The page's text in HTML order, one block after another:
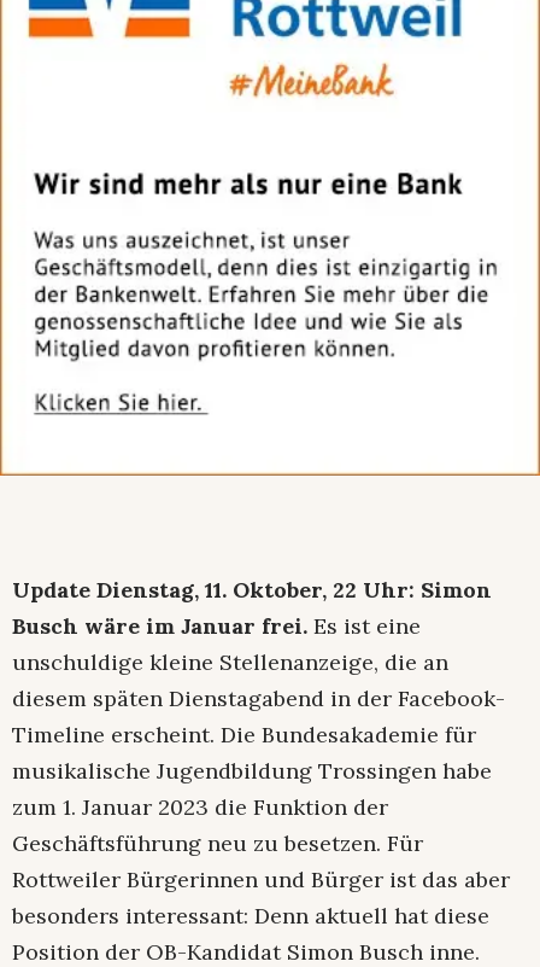
Update Dienstag, 11. Oktober, 22 Uhr: Simon
Busch wäre im Januar frei. Es ist eine
unschuldige kleine Stellenanzeige, die an
diesem späten Dienstagabend in der Facebook-
Timeline erscheint. Die Bundesakademie für
musikalische Jugendbildung Trossingen habe
zum 1. Januar 2023 die Funktion der
Geschäftsführung neu zu besetzen. Für
Rottweiler Bürgerinnen und Bürger ist das aber
besonders interessant: Denn aktuell hat diese
Position der OB-Kandidat Simon Busch inne.